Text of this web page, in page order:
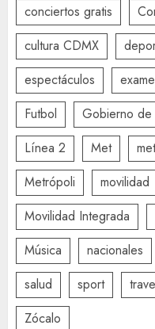
conciertos gratis
cultura CDMX
espectáculos
Futbol
Gobierno de
Línea 2
Met
Metrópoli
movilidad
Movilidad Integrada
Música
nacionales
salud
sport
Zócalo